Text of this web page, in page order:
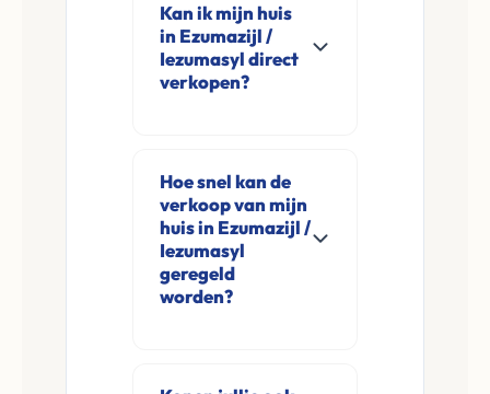
Kan ik mijn huis
in Ezumazijl /
Iezumasyl direct
verkopen?
direct aan in
Ezumazijl /
Iezumasyl en
omgeving. U
verkoopt
Hoe snel kan de
verkoop van mijn
huis in Ezumazijl /
Iezumasyl
geregeld
worden?